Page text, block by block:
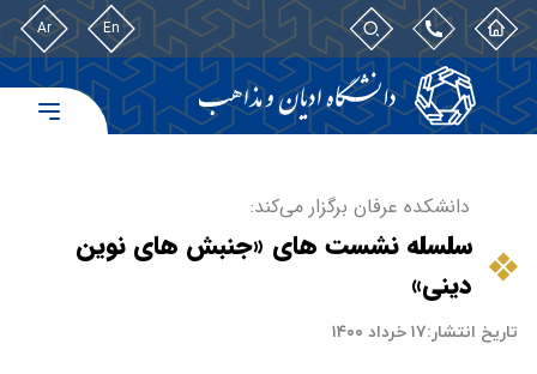
En
Ar
دانشکده عرفان برگزار می‌کند:
سلسله نشست های «جنبش های نوین
دینی»
تاریخ انتشار:۱۷ خرداد ۱۴۰۰